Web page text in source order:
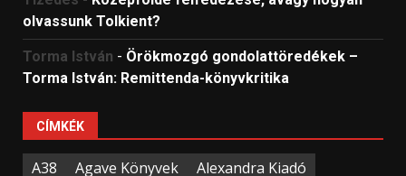
olvassunk Tolkient?
Torma István - Örökmozgó gondolattöredékek –
Torma István: Remittenda-könyvkritika
CÍMKÉK
A38 Agave Könyvek
Alexandra Kiadó